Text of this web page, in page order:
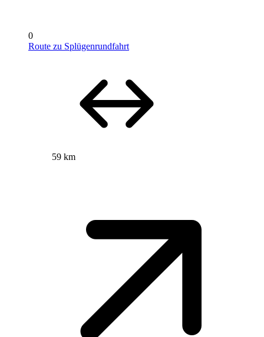
0
Route zu Splügenrundfahrt
59 km